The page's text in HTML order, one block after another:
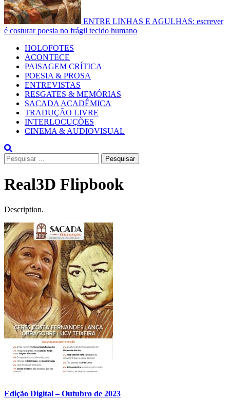
ENTRE LINHAS E AGULHAS: escrever
é costurar poesia no frágil tecido humano
Primary
Menu
HOLOFOTES
ACONTECE
PAISAGEM CRÍTICA
POESIA & PROSA
ENTREVISTAS
RESGATES & MEMÓRIAS
SACADA ACADÊMICA
TRADUÇÃO LIVRE
INTERLOCUÇÕES
CINEMA & AUDIOVISUAL
Pesquisar
por:
Real3D Flipbook
Description.
Edição Digital – Outubro de 2023